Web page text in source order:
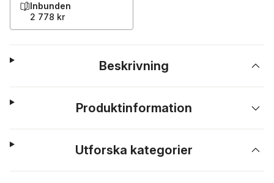
Inbunden
2 778 kr
Beskrivning
Produktinformation
Utforska kategorier